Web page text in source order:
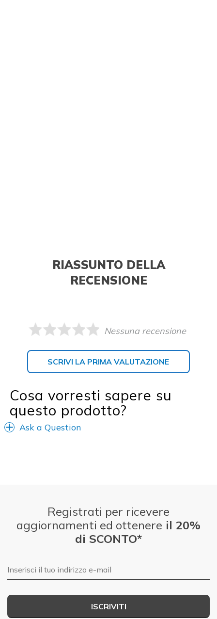
RIASSUNTO DELLA
RECENSIONE
Nessuna recensione
SCRIVI LA PRIMA VALUTAZIONE
Cosa vorresti sapere su
questo prodotto?
Ask a Question
Registrati per ricevere
aggiornamenti ed ottenere il 20%
di SCONTO*
E-mail
ISCRIVITI